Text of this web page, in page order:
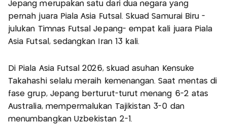
Jepang merupakan satu dari dua negara yang
pernah juara Piala Asia Futsal. Skuad Samurai Biru -
julukan Timnas Futsal Jepang- empat kali juara Piala
Asia Futsal, sedangkan Iran 13 kali.
Di Piala Asia Futsal 2026, skuad asuhan Kensuke
Takahashi selalu meraih kemenangan. Saat mentas di
fase grup, Jepang berturut-turut menang 6-2 atas
Australia, mempermalukan Tajikistan 3-0 dan
menumbangkan Uzbekistan 2-1.